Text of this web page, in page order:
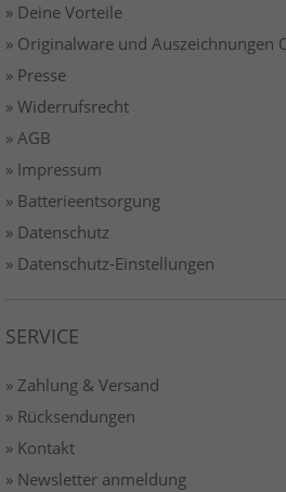
» Deine Vorteile
» Originalware und Auszeichnungen
» Presse
» Widerrufsrecht
» AGB
» Impressum
» Batterieentsorgung
» Datenschutz
» Datenschutz-Einstellungen
SERVICE
» Zahlung & Versand
» Rücksendungen
» Kontakt
» Newsletter anmeldung